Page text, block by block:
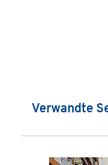
Produktgalerie
Verwandte